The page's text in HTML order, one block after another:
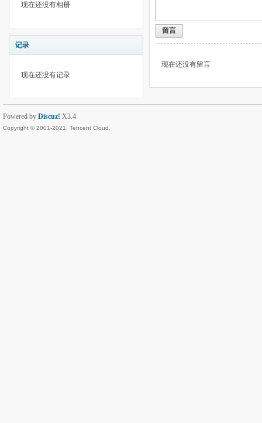
现在还没有相册
记录
现在还没有记录
留言
现在还没有留言
Powered by Discuz! X3.4
Copyright © 2001-2021, Tencent Cloud.